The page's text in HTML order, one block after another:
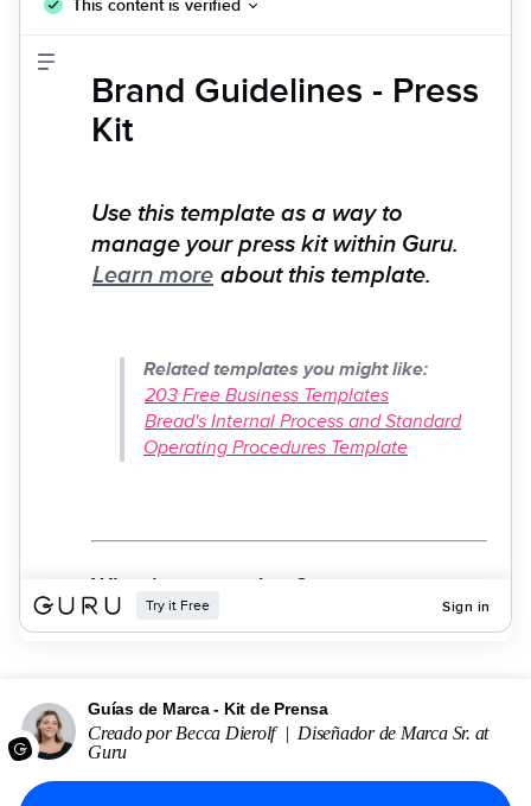
Guías de Marca - Kit de Prensa
Creado porBecca Dierolf| Diseñador de Marca Sr. at
Guru